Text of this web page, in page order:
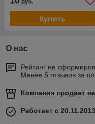
руб.
Купить
О нас
Рейтинг не
Менее 5 отзывов за
Компания продает на
Работает с 20.11.2013